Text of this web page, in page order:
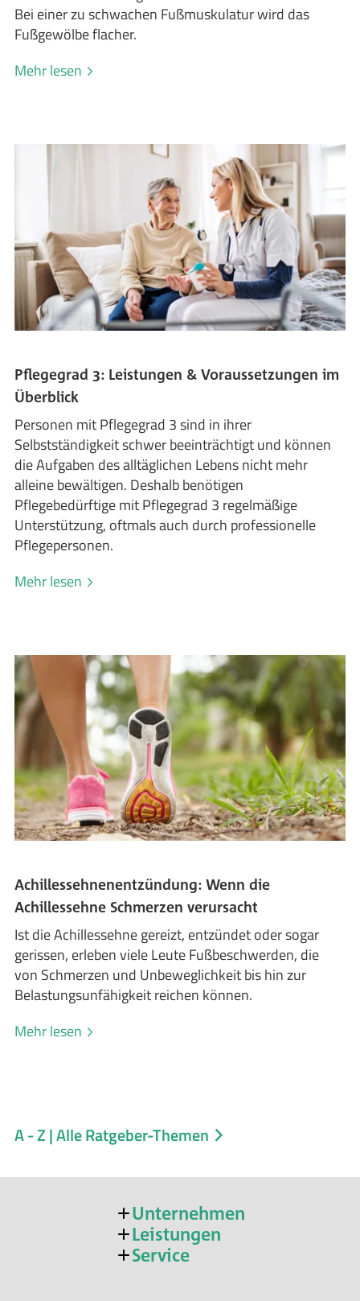
Bei einer zu schwachen Fußmuskulatur wird das
Fußgewölbe flacher.
Mehr lesen
Pflegegrad 3: Leistungen & Voraussetzungen im
Überblick
Personen mit Pflegegrad 3 sind in ihrer
Selbstständigkeit schwer beeinträchtigt und können
die Aufgaben des alltäglichen Lebens nicht mehr
alleine bewältigen. Deshalb benötigen
Pflegebedürftige mit Pflegegrad 3 regelmäßige
Unterstützung, oftmals auch durch professionelle
Pflegepersonen.
Mehr lesen
Achillessehnenentzündung: Wenn die
Achillessehne Schmerzen verursacht
Ist die Achillessehne gereizt, entzündet oder sogar
gerissen, erleben viele Leute Fußbeschwerden, die
von Schmerzen und Unbeweglichkeit bis hin zur
Belastungsunfähigkeit reichen können.
Mehr lesen
A - Z | Alle Ratgeber-Themen
Unternehmen
Leistungen
Service